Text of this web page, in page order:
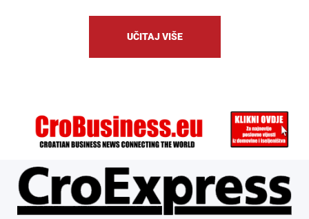
UČITAJ VIŠE
ÜBER UNS